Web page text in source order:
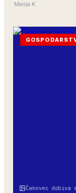
Marija K.
Čakovec